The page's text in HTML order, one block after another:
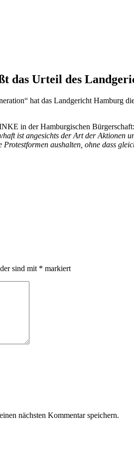
Urteil des
hat das Landgericht Hamburg
in der Hamburgischen Bürgerschaft:
ist angesichts der Art der Aktionen
aushalten, ohne dass
sind mit * markiert
nächsten Kommentar speichern.